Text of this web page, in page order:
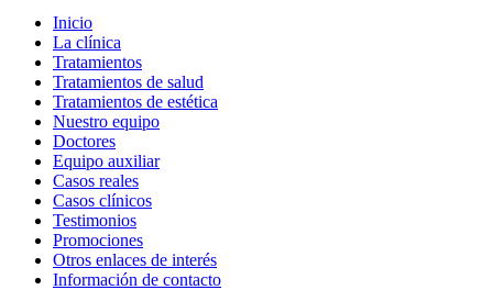
Inicio
La clínica
Tratamientos
Tratamientos de salud
Tratamientos de estética
Nuestro equipo
Doctores
Equipo auxiliar
Casos reales
Casos clínicos
Testimonios
Promociones
Otros enlaces de interés
Información de contacto